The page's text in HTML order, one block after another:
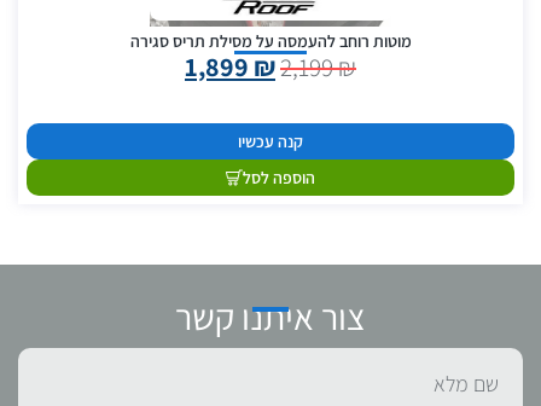
מוטות רוחב להעמסה על מסילת תריס סגירה
2,199₪
1,899 ₪
קנה עכשיו
הוספה לסל
צור איתנו קשר